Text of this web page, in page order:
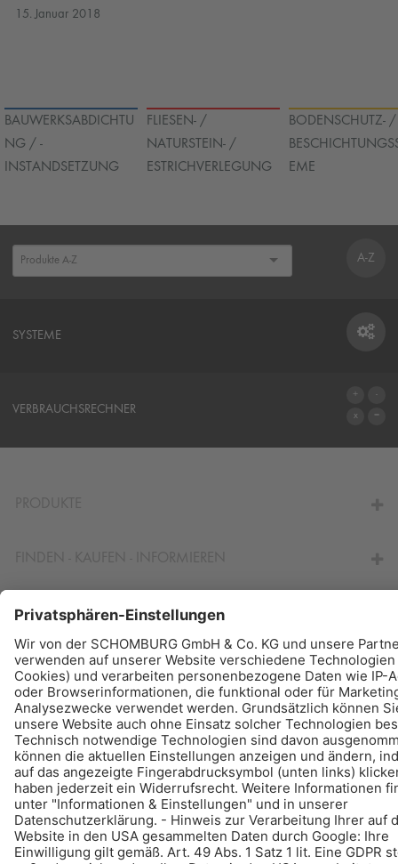
15. Januar 2018
BAUWERKSABDICHTU
NG / -
INSTANDSETZUNG
FLIESEN- /
NATURSTEIN- /
ESTRICHVERLEGUNG
BODENSCHUTZ- /
EME
A-Z
SYSTEME
VERBRAUCHSRECHNER
© Schomburg.Impressum|Datenschutz|Datenschutzpflichtinformation
Gestaltung & Realisation +| LOUIS INTERNET